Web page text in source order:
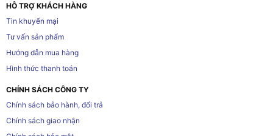
HỖ TRỢ KHÁCH HÀNG
Tin khuyến mại
Tư vấn sản phẩm
Hướng dẫn mua hàng
Hình thức thanh toán
CHÍNH SÁCH CÔNG TY
Chính sách bảo hành, đổi trả
Chính sách giao nhận